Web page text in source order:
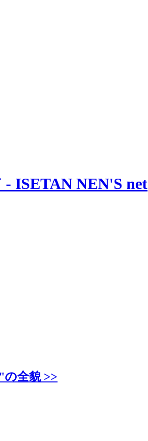
ISETAN NEN'S net
全貌 >>